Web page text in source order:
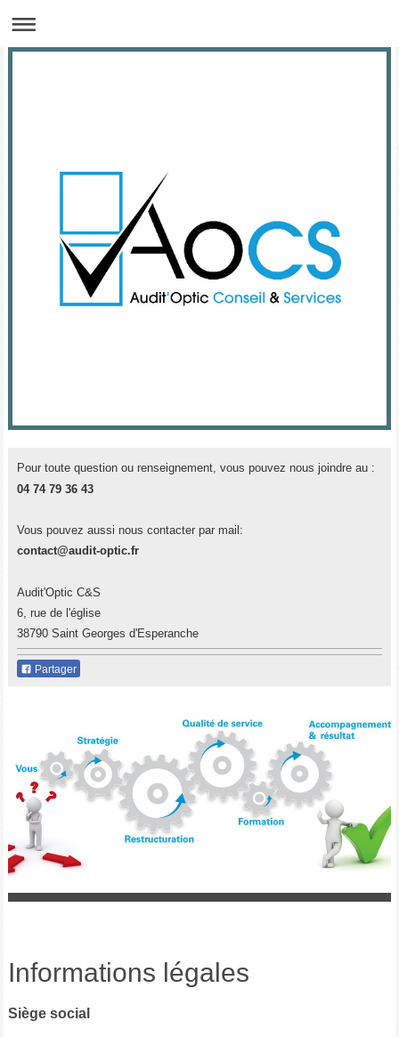
Pour toute question ou renseignement, vous pouvez nous joindre au :
04 74 79 36 43
Vous pouvez aussi nous contacter par mail:
contact@audit-optic.fr
Audit'Optic C&S
6, rue de l'église
38790 Saint Georges d'Esperanche
Partager
Informations légales
Siège social